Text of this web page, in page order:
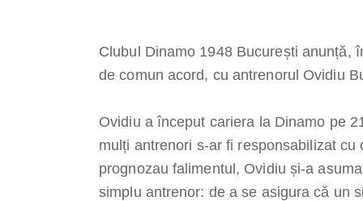
Clubul Dinamo 1948 București anunță,
de comun acord, cu antrenorul Ovidiu
Ovidiu a început cariera la Dinamo pe
mulți antrenori s-ar fi responsabilizat
prognozau falimentul, Ovidiu și-a
simplu antrenor: de a se asigura că un